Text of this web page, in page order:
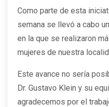
Como parte de esta
semana se llevó a cabo
en la que se realizaron
mujeres de nuestra
Este avance no sería
Dr. Gustavo Klein y su
agradecemos por el